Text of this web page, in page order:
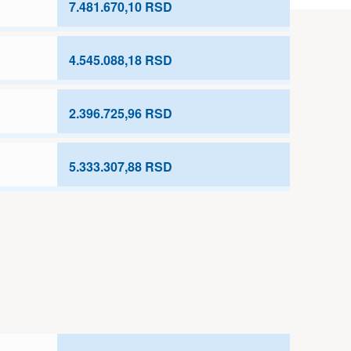
7.481.670,10 RSD
4.545.088,18 RSD
2.396.725,96 RSD
5.333.307,88 RSD